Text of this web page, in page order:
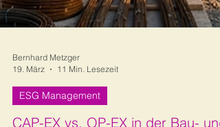
19. März
11 Min. Lesezeit
ESG Management